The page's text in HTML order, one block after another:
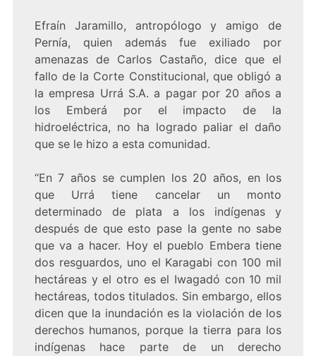
Efraín Jaramillo, antropólogo y amigo de
Pernía, quien además fue exiliado por
amenazas de Carlos Castaño, dice que el
fallo de la Corte Constitucional, que obligó a
la empresa Urrá S.A. a pagar por 20 años a
los Emberá por el impacto de la
hidroeléctrica, no ha logrado paliar el daño
que se le hizo a esta comunidad.
“En 7 años se cumplen los 20 años, en los
que Urrá tiene cancelar un monto
determinado de plata a los indígenas y
después de que esto pase la gente no sabe
que va a hacer. Hoy el pueblo Embera tiene
dos resguardos, uno el Karagabi con 100 mil
hectáreas y el otro es el Iwagadó con 10 mil
hectáreas, todos titulados. Sin embargo, ellos
dicen que la inundación es la violación de los
derechos humanos, porque la tierra para los
indígenas hace parte de un derecho